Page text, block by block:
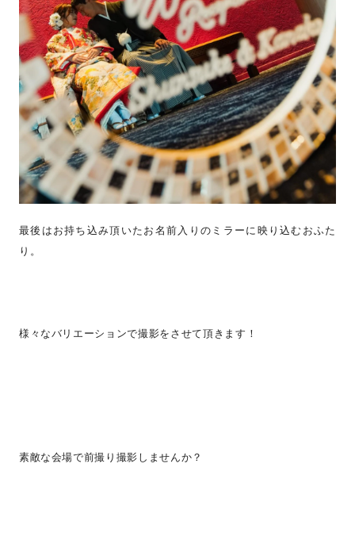
最後はお持ち込み頂いたお名前入りのミラーに映り込むおふた
り。
様々なバリエーションで撮影をさせて頂きます！
素敵な会場で前撮り撮影しませんか？